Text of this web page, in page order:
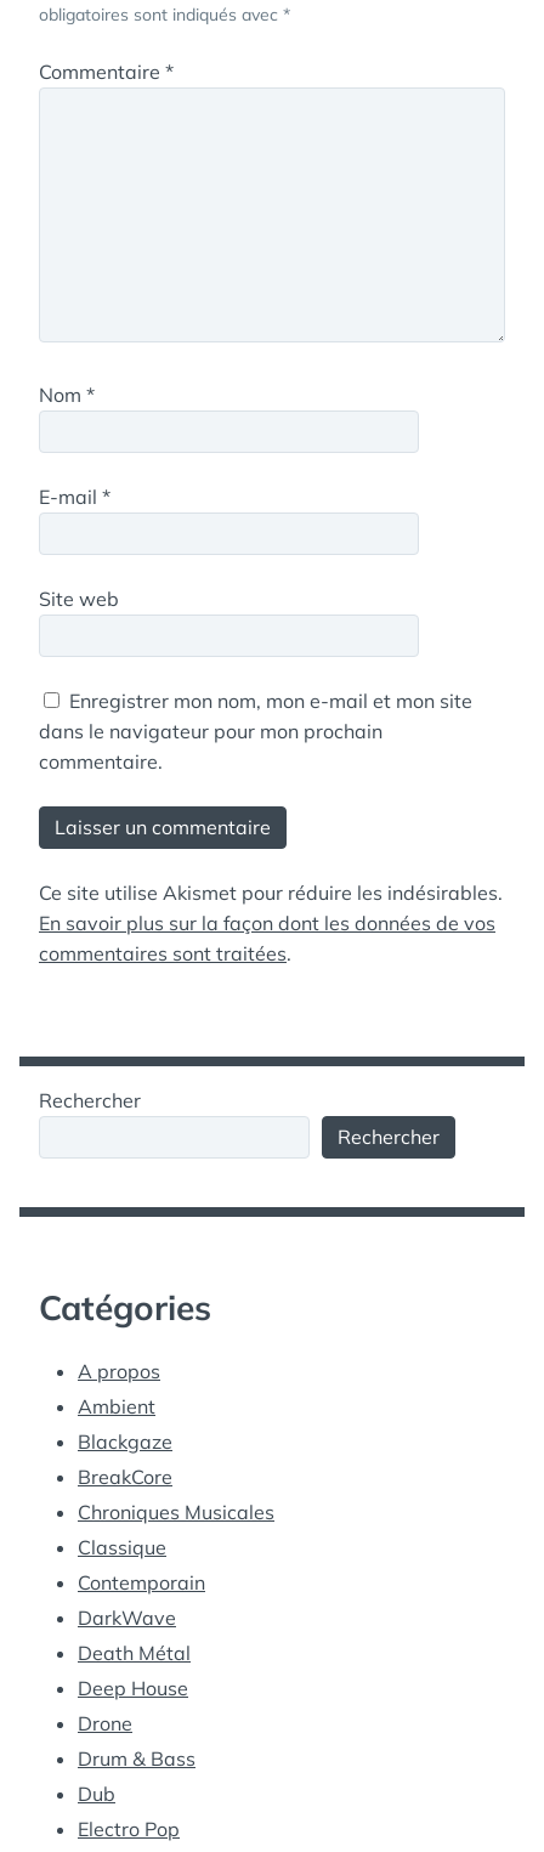
obligatoires sont indiqués avec *
Commentaire *
Nom *
E-mail *
Site web
Enregistrer mon nom, mon e-mail et mon site
dans le navigateur pour mon prochain
commentaire.
Ce site utilise Akismet pour réduire les indésirables.
En savoir plus sur la façon dont les données de vos
commentaires sont traitées.
Rechercher
Rechercher
Catégories
A propos
Ambient
Blackgaze
BreakCore
Chroniques Musicales
Classique
Contemporain
DarkWave
Death Métal
Deep House
Drone
Drum & Bass
Dub
Electro Pop